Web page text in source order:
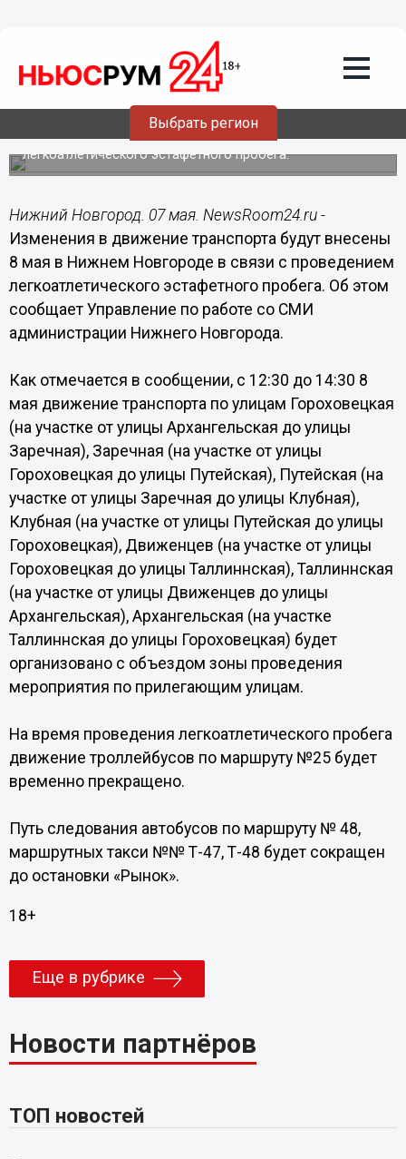
Выбрать регион
Изменения в движение транспорта
будут внесены 8 мая в Нижнем
Новгороде
Изменения будут внесены в связи с проведением
легкоатлетического эстафетного пробега.
Нижний Новгород. 07 мая. NewsRoom24.ru -
Изменения в движение транспорта будут внесены
8 мая в Нижнем Новгороде в связи с проведением
легкоатлетического эстафетного пробега. Об этом
сообщает Управление по работе со СМИ
администрации Нижнего Новгорода.
Как отмечается в сообщении, с 12:30 до 14:30 8
мая движение транспорта по улицам Гороховецкая
(на участке от улицы Архангельская до улицы
Заречная), Заречная (на участке от улицы
Гороховецкая до улицы Путейская), Путейская (на
участке от улицы Заречная до улицы Клубная),
Клубная (на участке от улицы Путейская до улицы
Гороховецкая), Движенцев (на участке от улицы
Гороховецкая до улицы Таллиннская), Таллиннская
(на участке от улицы Движенцев до улицы
Архангельская), Архангельская (на участке
Таллиннская до улицы Гороховецкая) будет
организовано с объездом зоны проведения
мероприятия по прилегающим улицам.
На время проведения легкоатлетического пробега
движение троллейбусов по маршруту №25 будет
временно прекращено.
Путь следования автобусов по маршруту № 48,
маршрутных такси №№ Т-47, Т-48 будет сокращен
до остановки «Рынок».
18+
Еще в рубрике
Новости партнёров
ТОП новостей